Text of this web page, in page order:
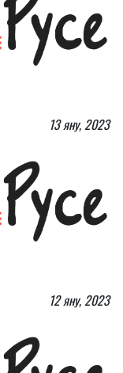
13 яну, 2023
12 яну, 2023